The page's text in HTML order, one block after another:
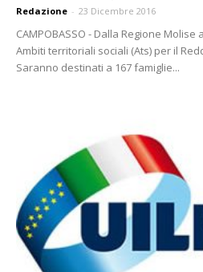
Redazione - 23 Dicembre 2016
CAMPOBASSO - Dalla Regione
Ambiti territoriali sociali (Ats) per il
Saranno destinati a 167 famiglie...